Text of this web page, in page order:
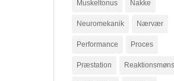
Muskeltonus Nakke
Neuromekanik Nærvær
Performance Proces
Præstation